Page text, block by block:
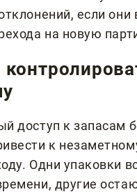
если они
на новую
доступ к запасам
к
Одни упаковки
другие